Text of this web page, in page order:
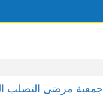
جمعية مرضى التصلب